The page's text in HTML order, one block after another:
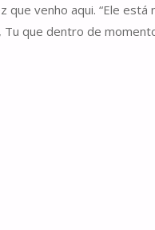
venho aqui. “Ele está
Tu que dentro de